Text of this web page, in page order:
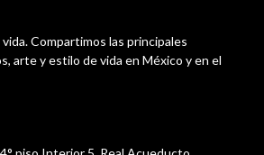
Compartimos las principales
arte y estilo de vida en México y en el